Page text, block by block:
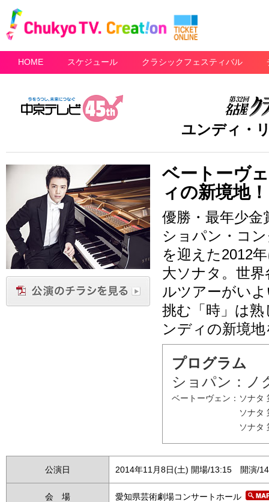
HOME スケジュール クラシックフェスティバル
ユンディ・
ベートーヴ
ィの新境地！
優勝・最年少
ショパン・コ
を迎えた2012
大ソナタ。世
ルツアーがい
挑む「時」は
ンディの新境
プログラム
ショパン：ノ
ベートーヴェン： ソナタ
ソナタ
ソナタ
公演日 2014年11月8日(土) 開場/13:15 開演/
会 場 愛知県芸術劇場コンサートホール